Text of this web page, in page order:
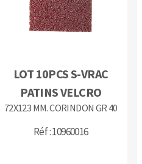
Aspirateurs
LOT 10PCS S-VRAC
PATINS VELCRO
72X123 MM. CORINDON GR 40
Réf : 10960016